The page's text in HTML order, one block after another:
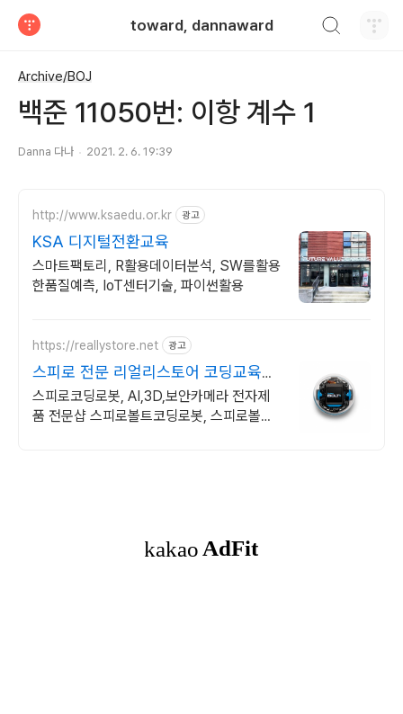
toward, dannaward
Archive/BOJ
백준 11050번: 이항 계수 1
Danna 다나 2021. 2. 6. 19:39
http://www.ksaedu.or.kr 광고
KSA 디지털전환교육
스마트팩토리, R활용데이터분석, SW를활용
한품질예측, IoT센터기술, 파이썬활용
https://reallystore.net 광고
스피로 전문 리얼리스토어 코딩교육을
쉽고 재밌게
스피로코딩로봇, AI,3D,보안카메라 전자제
품 전문샵 스피로볼트코딩로봇, 스피로볼트